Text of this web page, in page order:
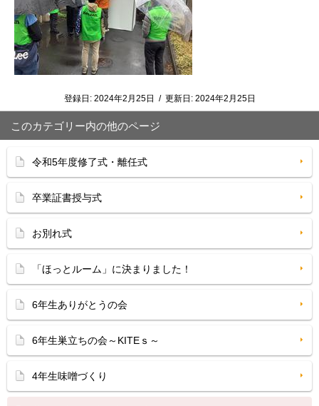
登録日: 2024年2月25日 / 更新日: 2024年2月25日
このカテゴリー内の他のページ
令和5年度修了式・離任式
卒業証書授与式
お別れ式
「ほっとルーム」に決まりました！
6年生ありがとうの会
6年生巣立ちの会～KITEｓ～
4年生味噌づくり